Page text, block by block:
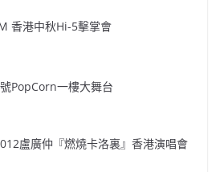
香港中秋Hi-5擊掌會
PopCorn一樓大舞台
盧廣仲『燃燒卡洛裏』香港演唱會